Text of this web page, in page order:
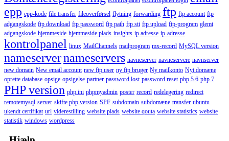
epp epp-kode file transfer fileoverførsel flytning forwarding ftp ftp account ftp
adgangskode ftp download ftp password ftp path ftp sti ftp upload ftp-program glemt
adgangskode hjemmeside hjemmeside plads insights ip adresse ip-adresse
kontrolpanel linux MailChannels mailprogram mx-record MySQL version
nameservernameservers navneserver navneservere navnserver
new domain New email account new ftp user ny ftp bruger Ny mailkonto Nyt domæne
oprette database opsige opsigelse partner password lost password reset php 5.6 php 7
PHP version php.ini phpmyadmin poster record redelegering redirect
remotemysql server skifte php version SPF subdomain subdomæne transfer ubuntu
ukendt certifikat url viderestilling website plads website qouta website statistics website
statistik windows wordpress